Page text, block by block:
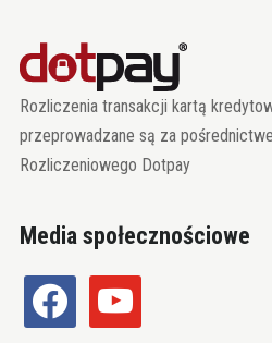
Rozliczenia transakcji kartą
przeprowadzane są za
Rozliczeniowego Dotpay
Media społecznościowe
facebook youtube